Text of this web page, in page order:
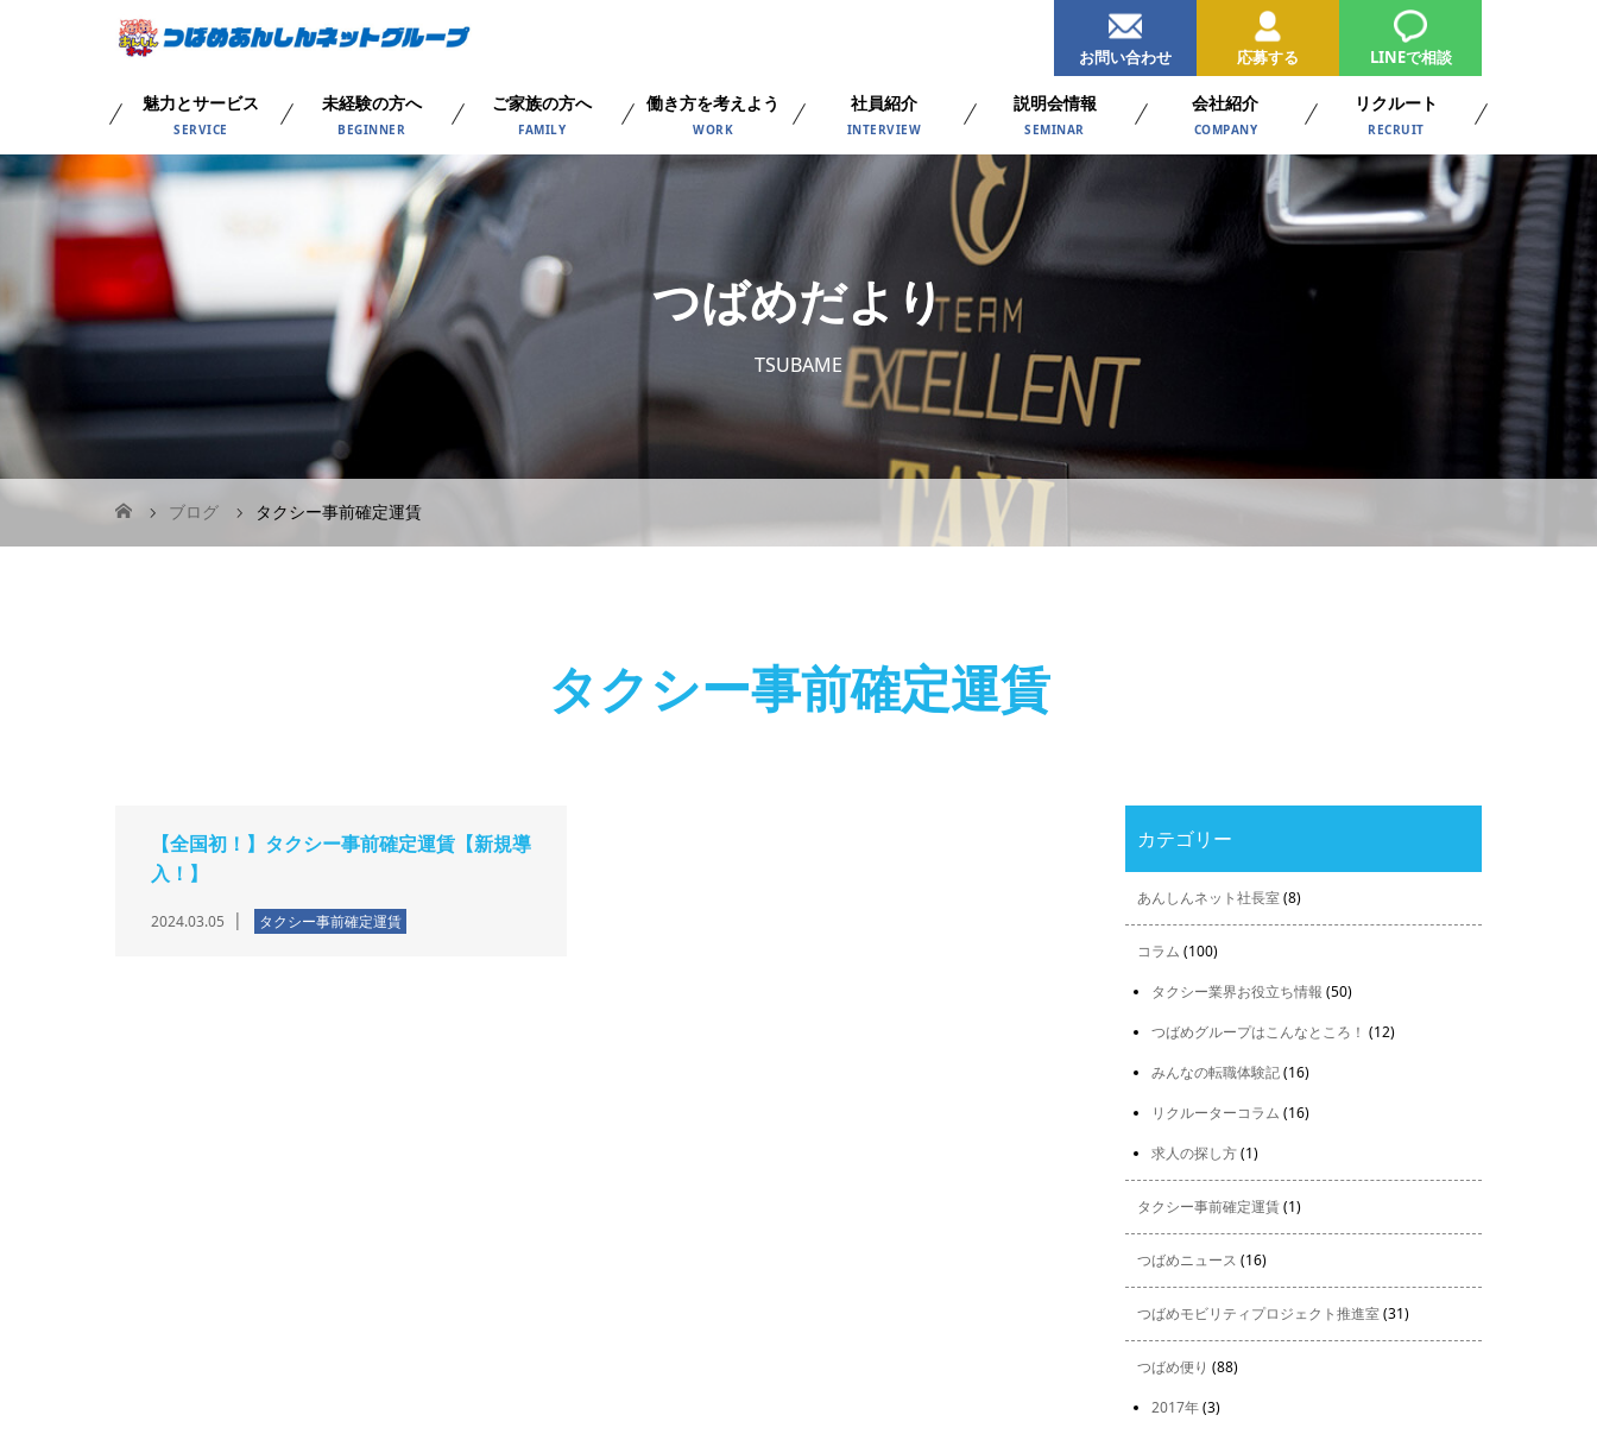
お問い合わせ 応募する LINEで相談
魅力とサービス
SERVICE
未経験の方へ
BEGINNER
ご家族の方へ
FAMILY
働き方を考えよう
WORK
社員紹介
INTERVIEW
説明会情報
SEMINAR
会社紹介
COMPANY
リクルート
RECRUIT
つばめだより
TSUBAME
ブログ タクシー事前確定運賃
タクシー事前確定運賃
【全国初！】タクシー事前確定運賃【新規導
入！】
2024.03.05 タクシー事前確定運賃
カテゴリー
あんしんネット社長室(8)
コラム (100)
タクシー業界お役立ち情報 (50)
つばめグループはこんなところ！ (12)
みんなの転職体験記(16)
リクルーターコラム (16)
求人の探し方(1)
タクシー事前確定運賃(1)
つばめニュース (16)
つばめモビリティプロジェクト推進室(31)
つばめ便り (88)
2017年(3)